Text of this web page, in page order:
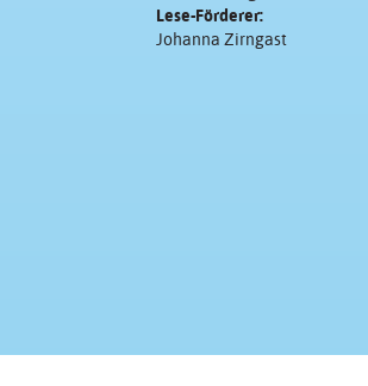
Lese-Förderer:
Johanna Zirngast